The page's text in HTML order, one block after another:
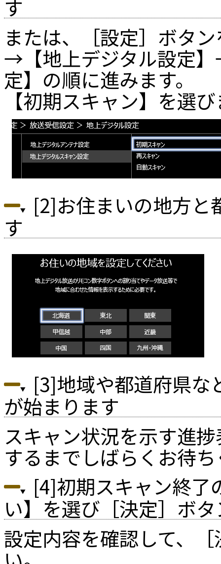
す
または、［設定］ボタ
→【地上デジタル設定
定】の順に進みます。
【初期スキャン】を選
[2]お住まいの地方と
す
[3]地域や都道府県な
が始まります
スキャン状況を示す進
するまでしばらくお待
[4]初期スキャン終了
い】を選び［決定］ボ
設定内容を確認して、